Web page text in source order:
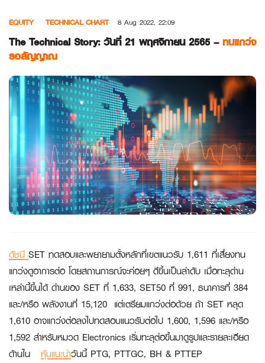
content
EQUITY TECHNICAL CHART 8 Aug 2022, 22:09
The Technical Story: วันที่ 21 พฤศจิกายน 2565 –ทนแกว่ง
รอสัญญาณ
ดัชนี SET ทดสอบและพยายามตั้งหลักที่เขตแนวรับ 1,611 ที่เสี่ยงทน
แกว่งดูอาการต่อ โดยสถานการณ์จะค่อยๆ ดีขึ้นเป็นลำดับ เมื่อทะลุด่าน
เหล่านี้ขึ้นได้ ด่านของ SET ที่ 1,633, SET50 ที่ 991, ธนาคารที่ 384
และ/หรือ พลังงานที่ 15,120 แต่เตรียมแกว่งต่อด้วย ถ้า SET หลุด
1,610 อาจแกว่งต่อลงไปทดสอบแนวรับต่อไป 1,600, 1,596 และ/หรือ
1,592 สำหรับหมวด Electronics เริ่มทะลุต่อขึ้นมาดูรูปและรายละเอียด
ด้านใน หุ้นแนะนำวันนี้ PTG, PTTGC, BH & PTTEP